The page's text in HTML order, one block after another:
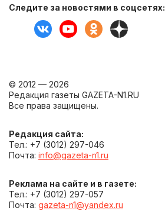
Следите за новостями в соцсетях:
© 2012 — 2026
Редакция газеты GAZETA-N1.RU
Все права защищены.
Редакция сайта:
Тел.: +7 (3012) 297-046
Почта: info@gazeta-n1.ru
Реклама на сайте и в газете:
Тел.: +7 (3012) 297-057
Почта: gazeta-n1@yandex.ru